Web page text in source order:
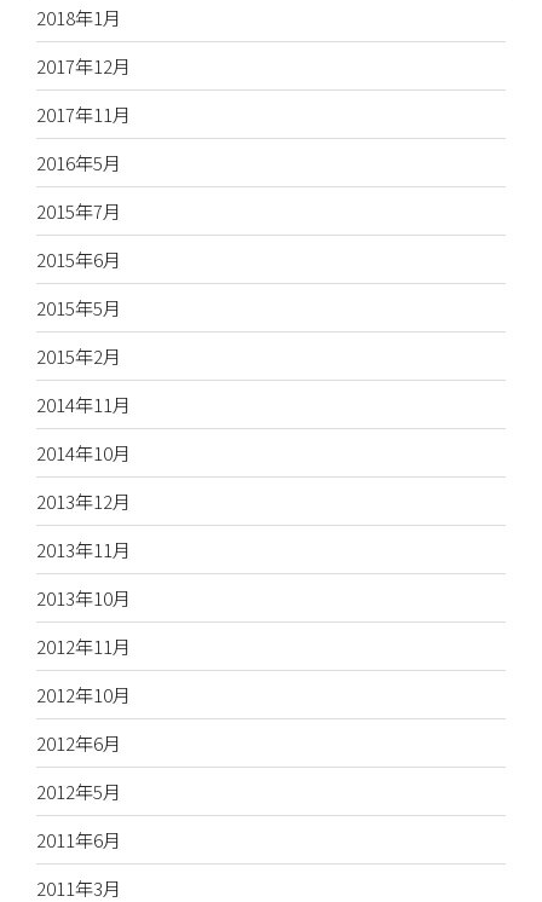
2018年1月
2017年12月
2017年11月
2016年5月
2015年7月
2015年6月
2015年5月
2015年2月
2014年11月
2014年10月
2013年12月
2013年11月
2013年10月
2012年11月
2012年10月
2012年6月
2012年5月
2011年6月
2011年3月